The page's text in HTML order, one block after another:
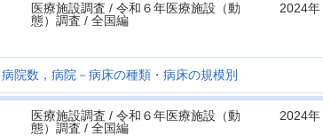
医療施設調査 / 令和６年医療施設（動
態）調査 / 全国編
2024年
院数，病院－病床の種類・病床の規模別
医療施設調査 / 令和６年医療施設（動
態）調査 / 全国編
2024年